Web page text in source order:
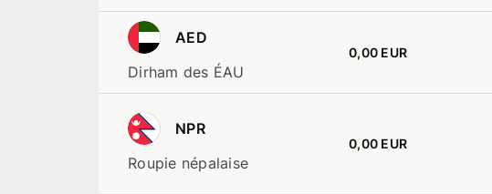
AED
Dirham des ÉAU
0,00 EUR
NPR
Roupie népalaise
0,00 EUR